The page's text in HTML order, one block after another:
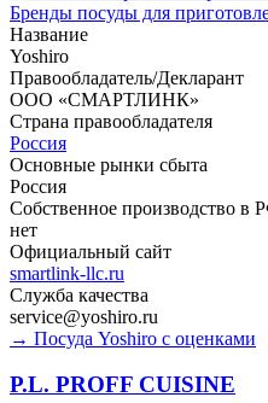
Бренды посуды для
Название
Yoshiro
Правообладатель/Декларант
ООО «СМАРТЛИНК»
Страна правообладателя
Россия
Основные рынки сбыта
Россия
Собственное производство в
нет
Официальный сайт
smartlink-llc.ru
Служба качества
service@yoshiro.ru
→ Посуда Yoshiro с оценками
P.L. PROFF CUISINE